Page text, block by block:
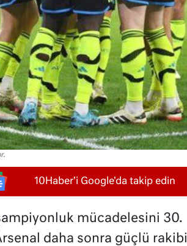
10Haber'i Google'da takip edin
mücadelesini 30.
daha sonra güçlü rakibi